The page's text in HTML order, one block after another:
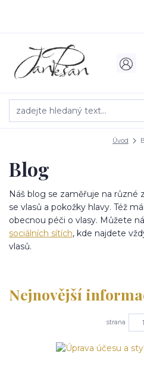
Úvod
Blog
Náš blog se zaměřuje na různé
se vlasů a pokožky hlavy. Též
obecnou péči o vlasy. Můžete
sociálních sítích, kde najdete
vlasů.
Nejnovější
strana